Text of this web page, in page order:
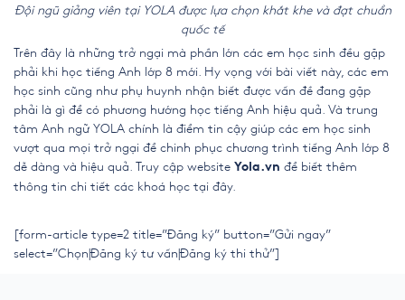
Đội ngũ giảng viên tại YOLA được lựa chọn khắt khe và đạt chuẩn
quốc tế
Trên đây là những trở ngại mà phần lớn các em học sinh đều gặp
phải khi học tiếng Anh lớp 8 mới . Hy vọng với bài viết này, các em
học sinh cũng như phụ huynh nhận biết được vấn đề đang gặp
phải là gì để có phương hướng học tiếng Anh hiệu quả. Và trung
tâm Anh ngữ YOLA chính là điểm tin cậy giúp các em học sinh
vượt qua mọi trở ngại để chinh phục chương trình tiếng Anh lớp 8
dễ dàng và hiệu quả. Truy cập website Yola.vn để biết thêm
thông tin chi tiết các khoá học tại đây.
[form-article type=2 title=”Đăng ký” button=”Gửi ngay”
select=”Chọn|Đăng ký tư vấn|Đăng ký thi thử”]